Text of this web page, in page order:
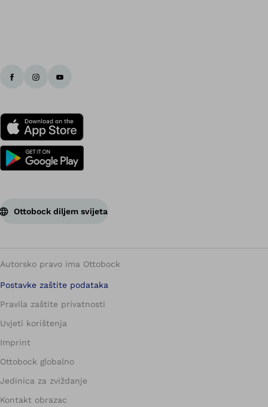
Ottobock diljem svijeta
Autorsko pravo ima Ottobock
Postavke zaštite podataka
Pravila zaštite privatnosti
Uvjeti korištenja
Imprint
Ottobock globalno
Jedinica za zviždanje
Kontakt obrazac